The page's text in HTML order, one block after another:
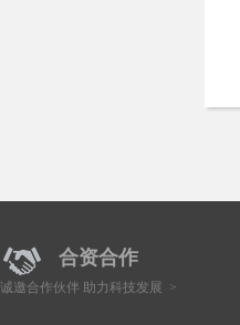
合资合作
诚邀合作伙伴 助力科技发展 >